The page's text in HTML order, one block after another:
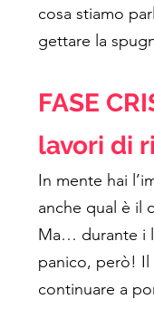
cosa stiamo
gettare la
FASE
lavori di
In mente hai
anche qual è il
Ma… durante i
panico, però! Il
continuare a